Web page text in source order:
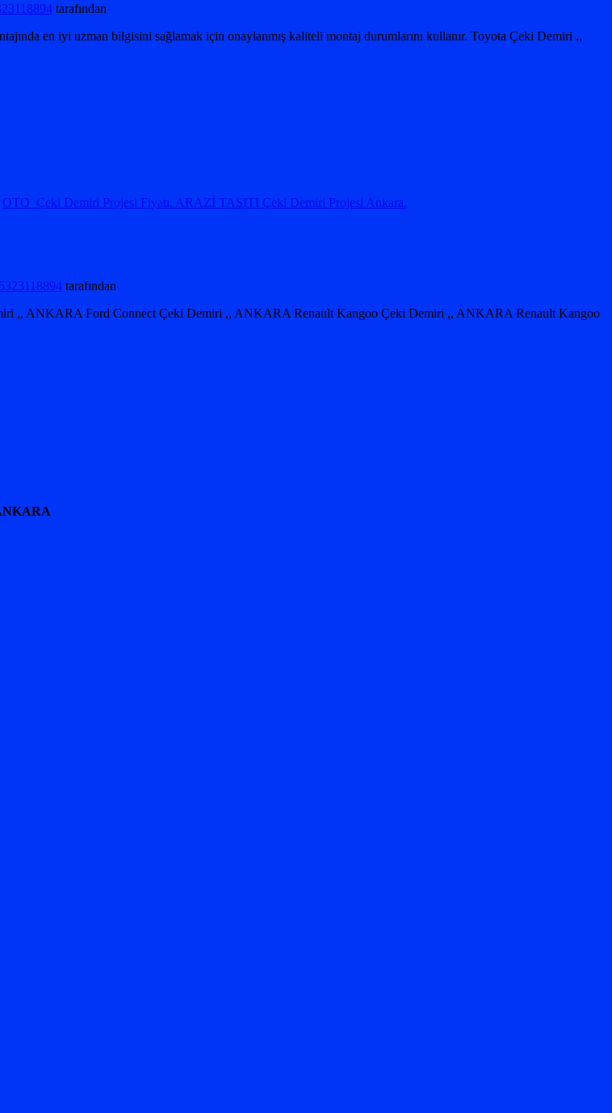
tarafından
​​en iyi uzman bilgisini sağlamak için onaylanmış kaliteli montaj durumlarını kullanır. Toyota Çeki Demiri ,,
OTO Çeki Demiri Projesi Fiyatı. ARAZİ TAŞITI Çeki Demiri Projesi Ankara.
tarafından
,, ANKARA Ford Connect Çeki Demiri ,, ANKARA Renault Kangoo Çeki Demiri ,, ANKARA Renault Kangoo